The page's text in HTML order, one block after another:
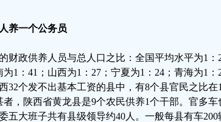
养一个公务员
财政供养人员与总人口之比：全国平均水平为1：
1：41；山西为1：27；宁夏为1：24；青海为1
32个发不出基本工资的县中，有8个县官民之比在
，陕西省黄龙县是9个农民供养1个干部。官多车
五大班子共有县级领导约40人。一般每县有车200